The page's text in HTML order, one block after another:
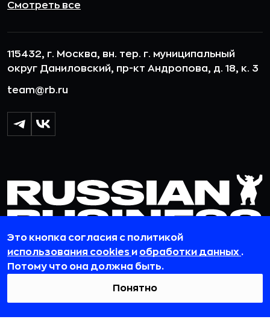
Смотреть все
115432, г. Москва, вн. тер. г. муниципальный
округ Даниловский, пр-кт Андропова, д. 18, к. 3
team@rb.ru
© 2012-2026 ООО «РБточкаРУ». ИНН 7729703526, КПП 772501001,
персональных данных и сведения о реализуемых требованиях
Это кнопка согласия с политикой
использования cookies и обработки данных .
Потому что она должна быть.
Понятно